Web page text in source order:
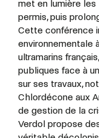
met en lumière les
permis, puis
Cette conférence
environnementale
ultramarins
publiques face à
sur ses travaux,
Chlordécone aux
de gestion de la
Verdol propose